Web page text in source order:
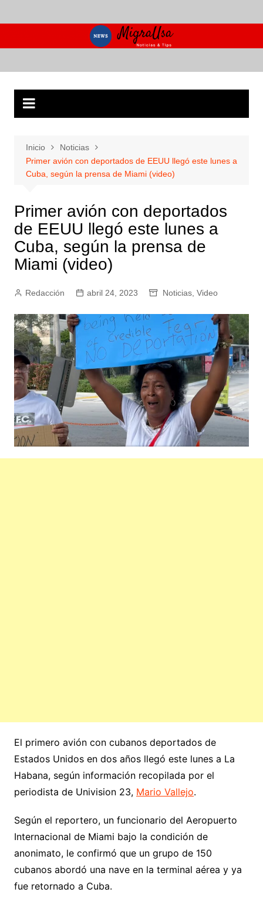
al
Inicio
Noticias
Primer avión con deportados de EEUU llegó este lunes a
Cuba, según la prensa de Miami (video)
Primer avión con deportados
de EEUU llegó este lunes a
Cuba, según la prensa de
Miami (video)
Redacción abril 24, 2023 Noticias, Video
El primero avión con cubanos deportados de
Estados Unidos en dos años llegó este lunes a La
Habana, según información recopilada por el
periodista de Univision 23, Mario Vallejo.
Según el reportero, un funcionario del Aeropuerto
Internacional de Miami bajo la condición de
anonimato, le confirmó que un grupo de 150
cubanos abordó una nave en la terminal aérea y ya
fue retornado a Cuba.